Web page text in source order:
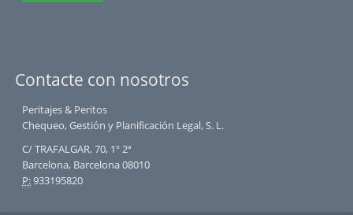
Contacte con nosotros
Peritajes & Peritos
Chequeo, Gestión y Planificación Legal, S. L.
C/ TRAFALGAR, 70, 1º 2ª
Barcelona, Barcelona 08010
P:933195820